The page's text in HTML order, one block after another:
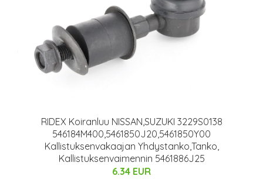
RIDEX Koiranluu NISSAN,SUZUKI 3229S0138
546184M400,5461850J20,5461850Y00
Kallistuksenvakaajan Yhdystanko,Tanko,
Kallistuksenvaimennin 5461886J25
6.34 EUR